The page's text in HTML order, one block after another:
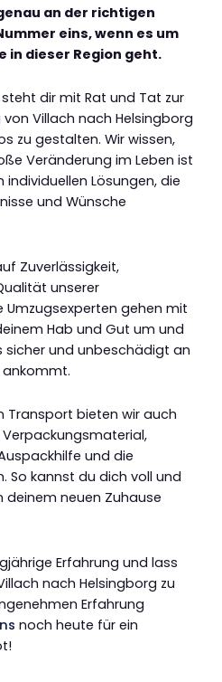
an der richtigen
eins, wenn es um
in dieser Region geht.
dir mit Rat und Tat zur
Villach nach Helsingborg
zu gestalten. Wir wissen,
Veränderung im Leben ist
Lösungen, die
und Wünsche
Zuverlässigkeit,
unserer
Umzugsexperten gehen mit
Hab und Gut um und
sicher und unbeschädigt an
Transport bieten wir auch
Verpackungsmaterial,
und die
So kannst du dich voll und
deinem neuen Zuhause
Erfahrung und lass
nach Helsingborg zu
Erfahrung
noch heute für ein